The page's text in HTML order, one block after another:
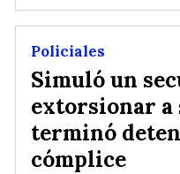
Simuló un
extorsionar a
terminó
cómplice
Policiales